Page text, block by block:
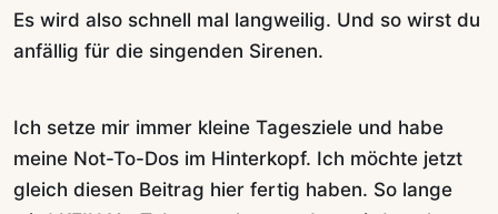
Es wird also schnell mal langweilig. Und so wirst du
anfällig für die singenden Sirenen.
Ich setze mir immer kleine Tagesziele und habe
meine Not-To-Dos im Hinterkopf. Ich möchte jetzt
gleich diesen Beitrag hier fertig haben. So lange